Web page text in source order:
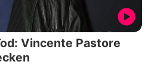
Vincente Pastore